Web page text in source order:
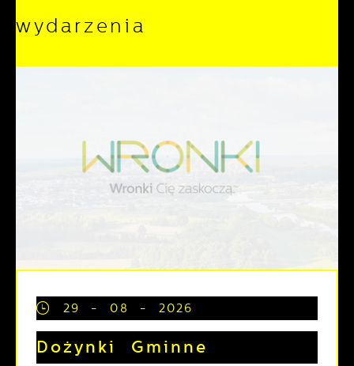
wydarzenia
29 - 08 - 2026
Dożynki Gminne